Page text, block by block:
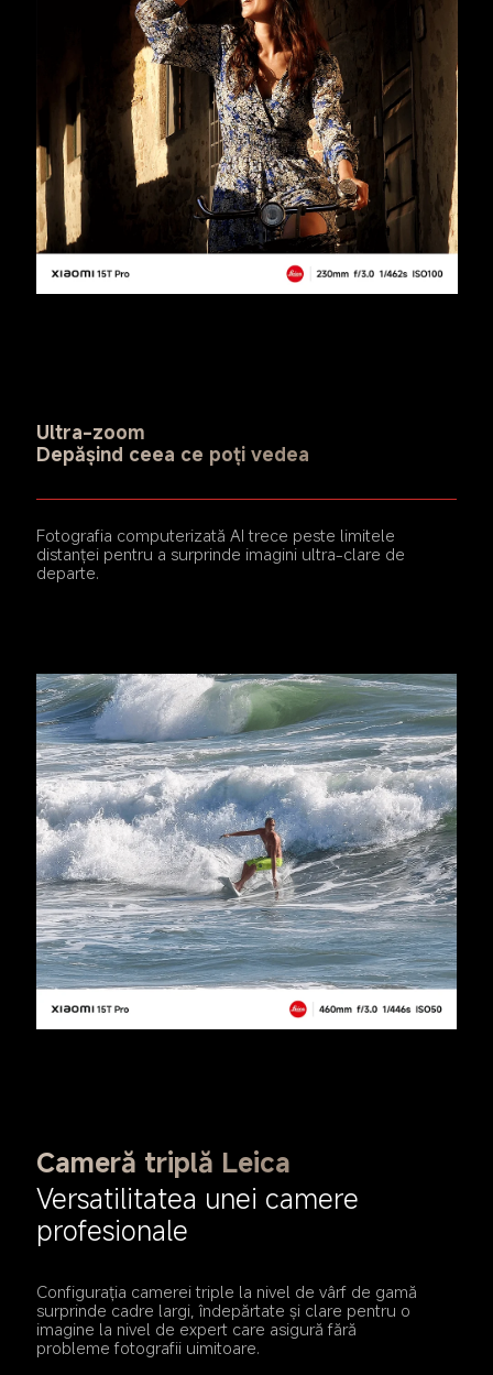
Ultra-zoom
Depășind ceea ce poți vedea
Fotografia computerizată AI trece peste limitele
distanței pentru a surprinde imagini ultra-clare de
departe.
Cameră triplă Leica
Versatilitatea unei camere
profesionale
Configurația camerei triple la nivel de vârf de gamă
surprinde cadre largi, îndepărtate și clare pentru o
imagine la nivel de expert care asigură fără
probleme fotografii uimitoare.